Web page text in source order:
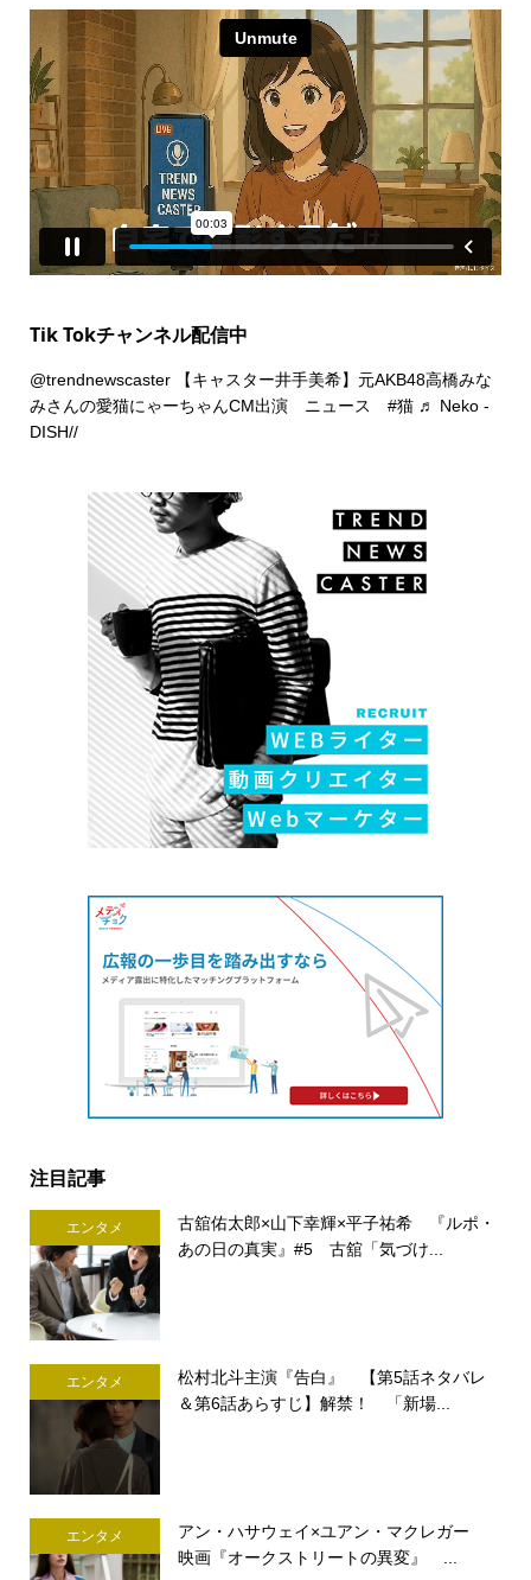
Tik Tokチャンネル配信中
@trendnewscaster【キャスター井手美希】元AKB48高橋みな
みさんの愛猫にゃーちゃんCM出演 ニュース #猫 ♬ Neko -
DISH//
注目記事
エンタメ
古舘佑太郎×山下幸輝×平子祐希 『ルポ・
あの日の真実』#5 古舘「気づけ...
エンタメ
松村北斗主演『告白』 【第5話ネタバレ
＆第6話あらすじ】解禁！ 「新場...
エンタメ
アン・ハサウェイ×ユアン・マクレガー
映画『オークストリートの異変』 ...